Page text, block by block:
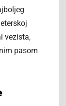
vezista,
pasom